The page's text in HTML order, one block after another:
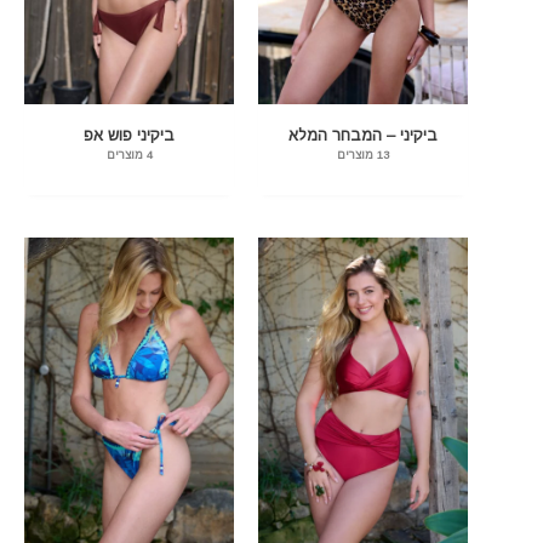
ביקיני – המבחר המלא
13 מוצרים
ביקיני פוש אפ
4 מוצרים